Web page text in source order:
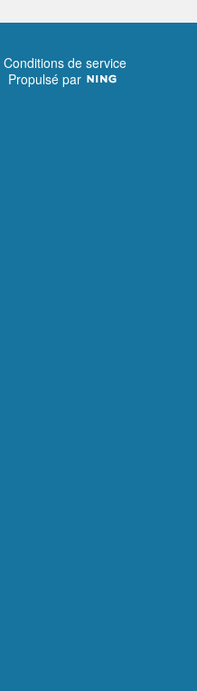
Conditions de service
Propulsé par